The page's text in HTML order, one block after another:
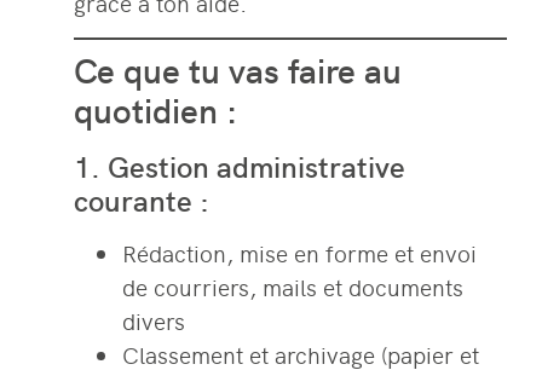
Ce que tu vas faire au
quotidien :
1. Gestion administrative
courante :
Rédaction, mise en forme et envoi
de courriers, mails et documents
divers
Classement et archivage (papier et